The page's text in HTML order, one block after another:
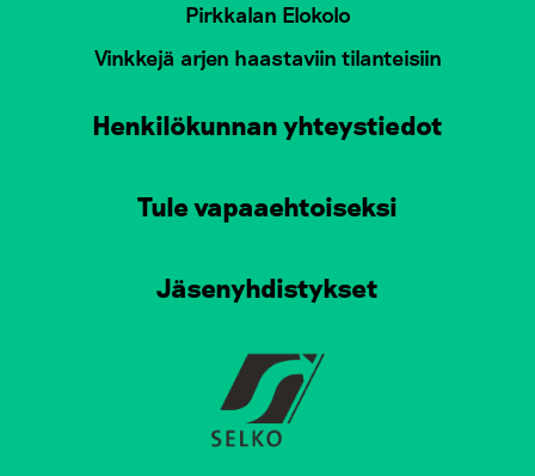
Pirkkalan Elokolo
Vinkkejä arjen haastaviin tilanteisiin
Henkilökunnan yhteystiedot
Tule vapaaehtoiseksi
Jäsenyhdistykset